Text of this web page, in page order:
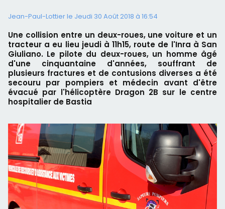
Jean-Paul-Lottier le Jeudi 30 Août 2018 à 16:54
Une collision entre un deux-roues, une voiture et un
tracteur a eu lieu jeudi à 11h15, route de l'Inra à San
Giuliano. Le pilote du deux-roues, un homme âgé
d'une cinquantaine d'années, souffrant de
plusieurs fractures et de contusions diverses a été
secouru par pompiers et médecin avant d'être
évacué par l'hélicoptère Dragon 2B sur le centre
hospitalier de Bastia